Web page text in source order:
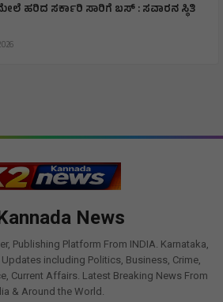
ಹರಿದ ಸರ್ಕಾರಿ ಸಾರಿಗೆ ಬಸ್ : ಸವಾರನ ಸ್ಥಿತಿ
News
Publishing Platform From INDIA. Karnataka,
including Politics, Business, Crime,
Current Affairs. Latest Breaking News From
& Around the World.